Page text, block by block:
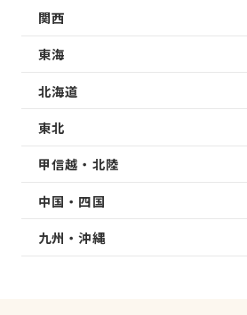
関西
東海
北海道
東北
甲信越・北陸
中国・四国
九州・沖縄